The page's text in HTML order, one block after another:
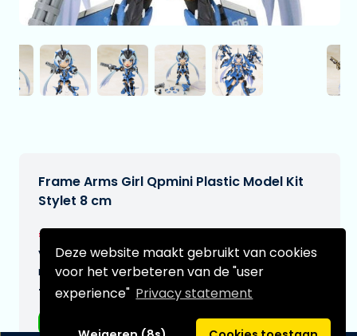
Deze website maakt gebruikt van cookies
voor het verbeteren van de "user
experience" Privacy statement
Frame Arms Girl Qpmini Plastic Model Kit
Stylet 8 cm
€44,99
Verwachtte leverdatum:
n.v.t.
Type: